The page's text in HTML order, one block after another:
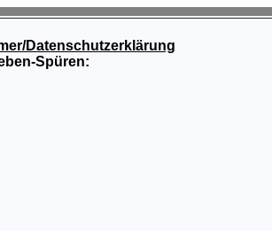
Datenschutzerklärung
Spüren: